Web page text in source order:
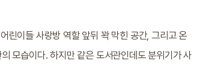
이들 사랑방 역할 앞뒤 꽉 막힌 공간, 그리고 온
모습이다. 하지만 같은 도서관인데도 분위기가 사